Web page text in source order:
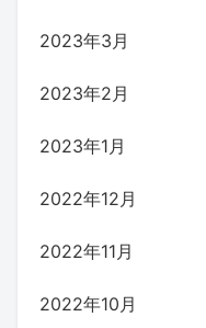
2023年3月
2023年2月
2023年1月
2022年12月
2022年11月
2022年10月